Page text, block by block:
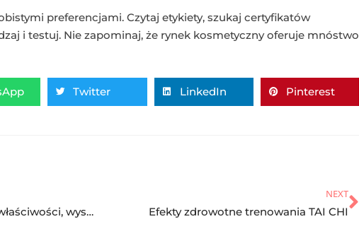
preferencjami. Czytaj etykiety, szukaj certyfikatów
i testuj. Nie zapominaj, że rynek kosmetyczny oferuje mnóstwo
Twitter LinkedIn Pinterest
Tiamina, czyli witamina B1 – właściwości, występowanie oraz nadmiar i niedobór
NEXT
Efekty zdrowotne trenowania TAI CHI